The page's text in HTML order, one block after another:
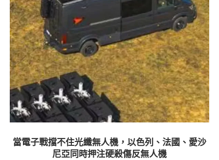
當電子戰擋不住光纖無人機，以色列、法國、愛沙
尼亞同時押注硬殺傷反無人機